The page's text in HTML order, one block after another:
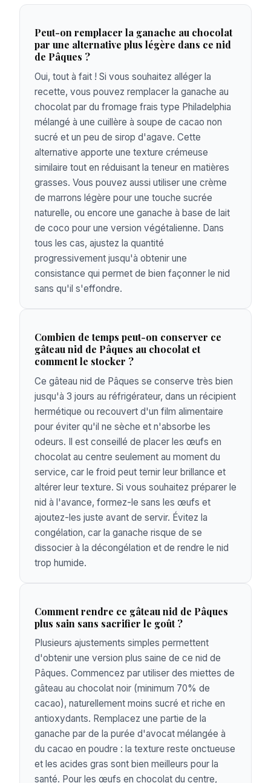
Peut-on remplacer la ganache au chocolat
par une alternative plus légère dans ce nid
de Pâques ?
Oui, tout à fait ! Si vous souhaitez alléger la
recette, vous pouvez remplacer la ganache au
chocolat par du fromage frais type Philadelphia
mélangé à une cuillère à soupe de cacao non
sucré et un peu de sirop d'agave. Cette
alternative apporte une texture crémeuse
similaire tout en réduisant la teneur en matières
grasses. Vous pouvez aussi utiliser une crème
de marrons légère pour une touche sucrée
naturelle, ou encore une ganache à base de lait
de coco pour une version végétalienne. Dans
tous les cas, ajustez la quantité
progressivement jusqu'à obtenir une
consistance qui permet de bien façonner le nid
sans qu'il s'effondre.
Combien de temps peut-on conserver ce
gâteau nid de Pâques au chocolat et
comment le stocker ?
Ce gâteau nid de Pâques se conserve très bien
jusqu'à 3 jours au réfrigérateur, dans un récipient
hermétique ou recouvert d'un film alimentaire
pour éviter qu'il ne sèche et n'absorbe les
odeurs. Il est conseillé de placer les œufs en
chocolat au centre seulement au moment du
service, car le froid peut ternir leur brillance et
altérer leur texture. Si vous souhaitez préparer le
nid à l'avance, formez-le sans les œufs et
ajoutez-les juste avant de servir. Évitez la
congélation, car la ganache risque de se
dissocier à la décongélation et de rendre le nid
trop humide.
Comment rendre ce gâteau nid de Pâques
plus sain sans sacrifier le goût ?
Plusieurs ajustements simples permettent
d'obtenir une version plus saine de ce nid de
Pâques. Commencez par utiliser des miettes de
gâteau au chocolat noir (minimum 70% de
cacao), naturellement moins sucré et riche en
antioxydants. Remplacez une partie de la
ganache par de la purée d'avocat mélangée à
du cacao en poudre : la texture reste onctueuse
et les acides gras sont bien meilleurs pour la
santé. Pour les œufs en chocolat du centre,